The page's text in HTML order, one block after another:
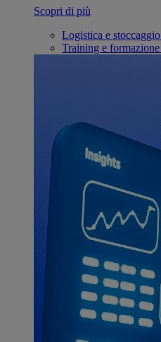
Scopri di più
Logistica e stoccaggio
Training e formazione